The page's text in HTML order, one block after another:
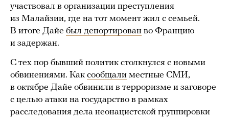
участвовал в организации преступления
из Малайзии, где на тот момент жил с семьей.
В итоге Дайе был депортирован во Францию
и задержан.
С тех пор бывший политик столкнулся с новыми
обвинениями. Как сообщали местные СМИ,
в октябре Дайе обвинили в терроризме и заговоре
с целью атаки на государство в рамках
расследования дела неонацистской группировки